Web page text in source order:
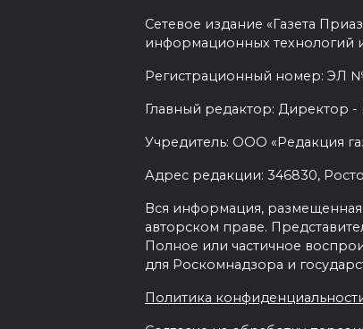
Сетевое издание «Газета
информационных технологий
Регистрационный номер: ЭЛ
Главный редактор: Директор -
Учредитель: ООО «Редакция
Адрес редакции: 346830,
Вся информация, размещенная
авторском праве.
Полное или частичное
для Роскомнадзора и
Политика